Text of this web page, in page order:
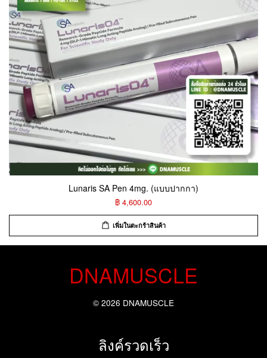
Lunaris SA Pen 4mg. (แบบปากกา)
฿ 4,600.00
เพิ่มในตะกร้าสินค้า
DNAMUSCLE
© 2026 DNAMUSCLE
ลิงค์รวดเร็ว